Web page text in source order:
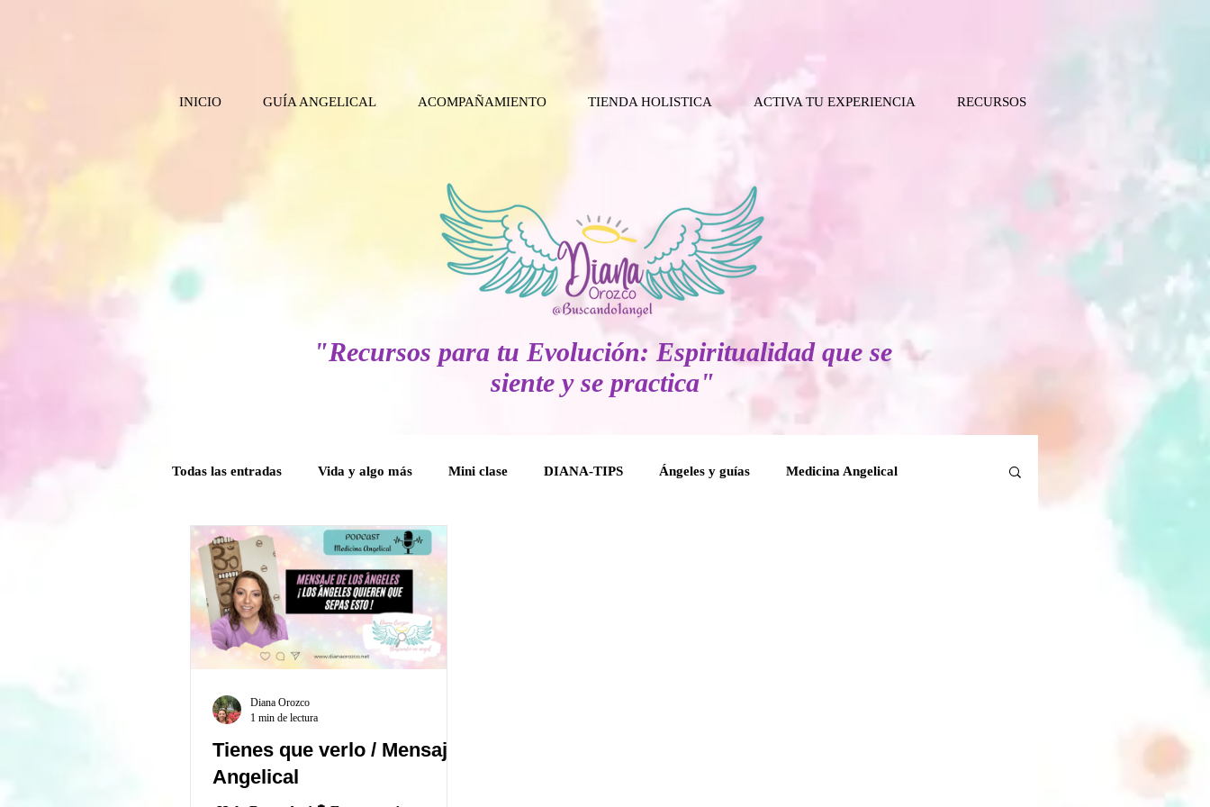
INICIO GUÍA ANGELICAL ACOMPAÑAMIENTO TIENDA HOLISTICA ACTIVA TU EXPERIENCIA RECURSOS
"Recursos para tu Evolución: Espiritualidad que se
siente y se practica"
Todas las entradas Vida y algo más Mini clase DIANA-TIPS Ángeles y guías Medicina Angelical
Poder Interior Mensaje angelical
Guía Mensual Herramientas Holísticas
Tienes que verlo / Mensaje
Angelical
Diana Orozco
1 min de lectura